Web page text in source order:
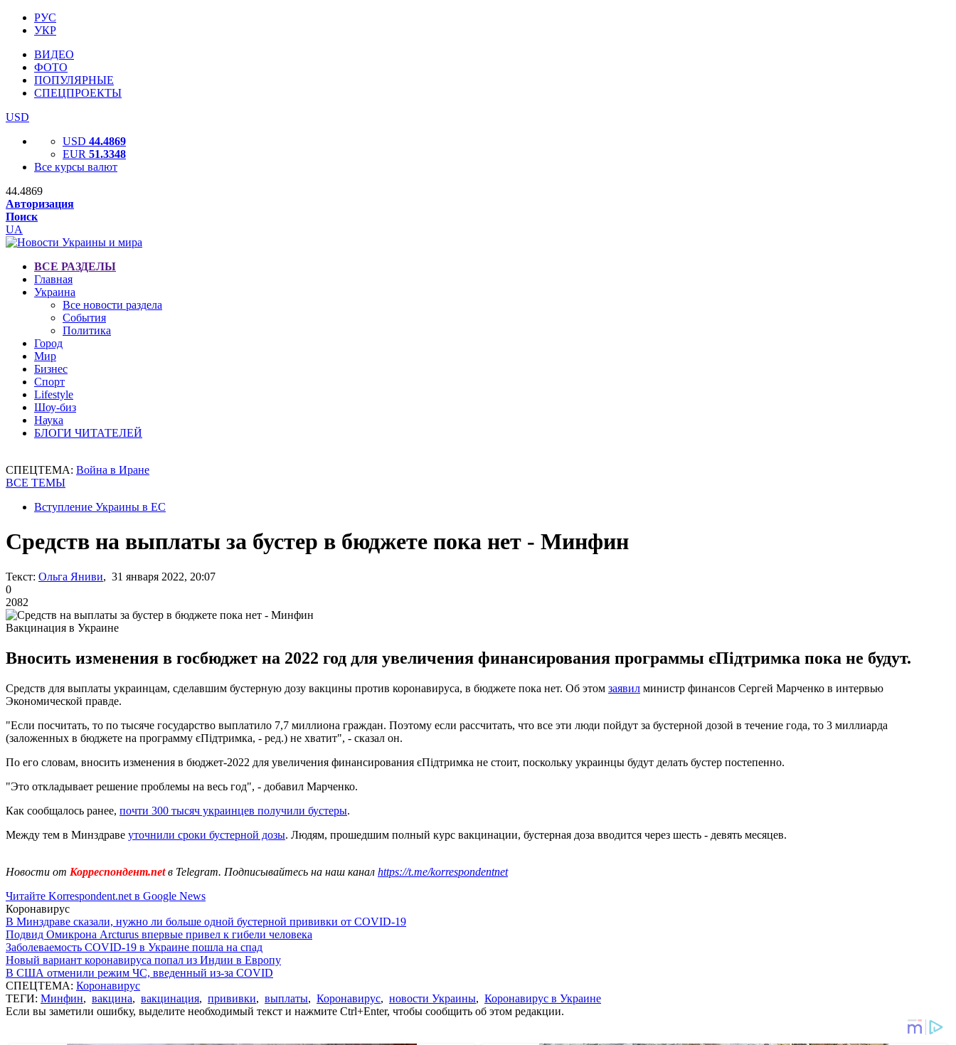
РУС
УКР
ВИДЕО
ФОТО
ПОПУЛЯРНЫЕ
СПЕЦПРОЕКТЫ
USD
USD 44.4869
EUR 51.3348
Все курсы валют
44.4869
Авторизация
Поиск
UA
ВСЕ РАЗДЕЛЫ
Главная
Украина
Все новости раздела
События
Политика
Город
Мир
Бизнес
Спорт
Lifestyle
Шоу-биз
Наука
БЛОГИ ЧИТАТЕЛЕЙ
СПЕЦТЕМА: Война в Иране
ВСЕ ТЕМЫ
Вступление Украины в ЕС
Средств на выплаты за бустер в бюджете пока нет - Минфин
Текст: Ольга Яниви, 31 января 2022, 20:07
0
2082
Вакцинация в Украине
Вносить изменения в госбюджет на 2022 год для увеличения финансирования программы єПідтримка пока не будут.
Средств для выплаты украинцам, сделавшим бустерную дозу вакцины против коронавируса, в бюджете пока нет. Об этом заявил министр финансов Сергей Марченко в интервью
Экономической правде.
"Если посчитать, то по тысяче государство выплатило 7,7 миллиона граждан. Поэтому если рассчитать, что все эти люди пойдут за бустерной дозой в течение года, то 3 миллиарда
(заложенных в бюджете на программу єПідтримка, - ред.) не хватит", - сказал он.
По его словам, вносить изменения в бюджет-2022 для увеличения финансирования єПідтримка не стоит, поскольку украинцы будут делать бустер постепенно.
"Это откладывает решение проблемы на весь год", - добавил Марченко.
Как сообщалось ранее, почти 300 тысяч украинцев получили бустеры.
Между тем в Минздраве уточнили сроки бустерной дозы. Людям, прошедшим полный курс вакцинации, бустерная доза вводится через шесть - девять месяцев.
Новости от Корреспондент.netв Telegram. Подписывайтесь на наш канал https://t.me/korrespondentnet
Читайте Korrespondent.net в Google News
Коронавирус
В Минздраве сказали, нужно ли больше одной бустерной прививки от COVID-19
Подвид Омикрона Arcturus впервые привел к гибели человека
Заболеваемость COVID-19 в Украине пошла на спад
Новый вариант коронавируса попал из Индии в Европу
В США отменили режим ЧС, введенный из-за COVID
СПЕЦТЕМА: Коронавирус
ТЕГИ: Минфин, вакцина, вакцинация, прививки, выплаты, Коронавирус, новости Украины, Коронавирус в Украине
Если вы заметили ошибку, выделите необходимый текст и нажмите Ctrl+Enter, чтобы сообщить об этом редакции.